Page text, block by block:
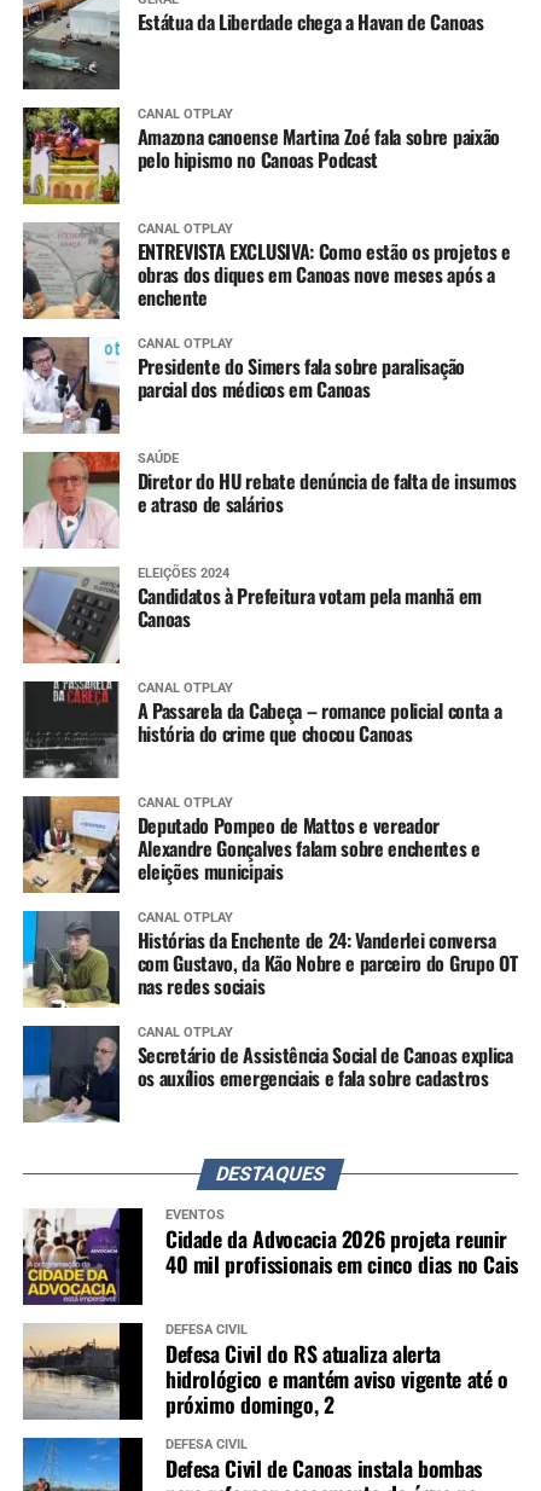
Estátua da Liberdade chega a Havan de Canoas
CANAL OTPLAY
Amazona canoense Martina Zoé fala sobre paixão
pelo hipismo no Canoas Podcast
CANAL OTPLAY
ENTREVISTA EXCLUSIVA: Como estão os projetos e
obras dos diques em Canoas nove meses após a
enchente
CANAL OTPLAY
Presidente do Simers fala sobre paralisação
parcial dos médicos em Canoas
SAÚDE
Diretor do HU rebate denúncia de falta de insumos
e atraso de salários
ELEIÇÕES 2024
Candidatos à Prefeitura votam pela manhã em
Canoas
CANAL OTPLAY
A Passarela da Cabeça – romance policial conta a
história do crime que chocou Canoas
CANAL OTPLAY
Deputado Pompeo de Mattos e vereador
Alexandre Gonçalves falam sobre enchentes e
eleições municipais
CANAL OTPLAY
Histórias da Enchente de 24: Vanderlei conversa
com Gustavo, da Kão Nobre e parceiro do Grupo OT
nas redes sociais
CANAL OTPLAY
Secretário de Assistência Social de Canoas explica
os auxílios emergenciais e fala sobre cadastros
DESTAQUES
EVENTOS
Cidade da Advocacia 2026 projeta reunir
40 mil profissionais em cinco dias no Cais
DEFESA CIVIL
Defesa Civil do RS atualiza alerta
hidrológico e mantém aviso vigente até o
próximo domingo, 2
DEFESA CIVIL
Defesa Civil de Canoas instala bombas